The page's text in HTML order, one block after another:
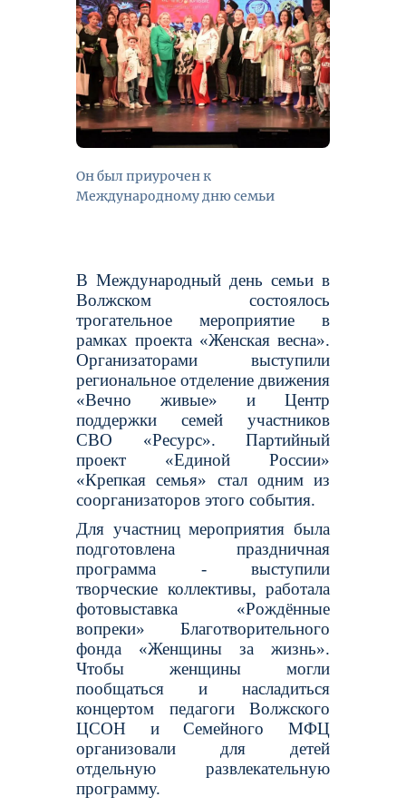
Он был приурочен к
Международному дню семьи
В Международный день семьи в
Волжском состоялось
трогательное мероприятие в
рамках проекта «Женская весна».
Организаторами выступили
региональное отделение движения
«Вечно живые» и Центр
поддержки семей участников
СВО «Ресурс». Партийный
проект «Единой России»
«Крепкая семья» стал одним из
соорганизаторов этого события.
Для участниц мероприятия была
подготовлена праздничная
программа - выступили
творческие коллективы, работала
фотовыставка «Рождённые
вопреки» Благотворительного
фонда «Женщины за жизнь».
Чтобы женщины могли
пообщаться и насладиться
концертом педагоги Волжского
ЦСОН и Семейного МФЦ
организовали для детей
отдельную развлекательную
программу.